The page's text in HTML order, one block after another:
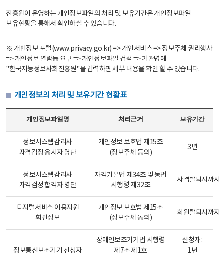
진흥원이 운영하는 개인정보파일의 처리 및 보유기간은 개인정보파일
보유현황을 통해서 확인하실 수 있습니다.
※ 개인정보 포털(www.privacy.go.kr) => 개인서비스 => 정보주체 권리행사
=> 개인정보 열람등 요구 => 개인정보파일 검색 => 기관명에
"한국지능정보사회진흥원"을 입력하면 세부 내용을 확인 할 수 있습니다.
개인정보의 처리 및 보유기간 현황표
개인정보파일명 처리근거 보유기간
정보시스템감리사
자격검정 응시자 명단
개인정보 보호법 제15조
(정보주체 등의)
3년
정보시스템감리사
자격검정 합격자 명단
자격기본법 제34조 및 동법
시행령 제32조
자격탈퇴시까
디지털서비스 이용지원
회원정보
개인정보 보호법 제15조
(정보주체 동의)
회원탈퇴시까
정보통신보조기기 신청자
장애인보조기기법 시행령
제7조 제1호
신청자 :
1년